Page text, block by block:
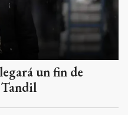
un fin de
Tandil